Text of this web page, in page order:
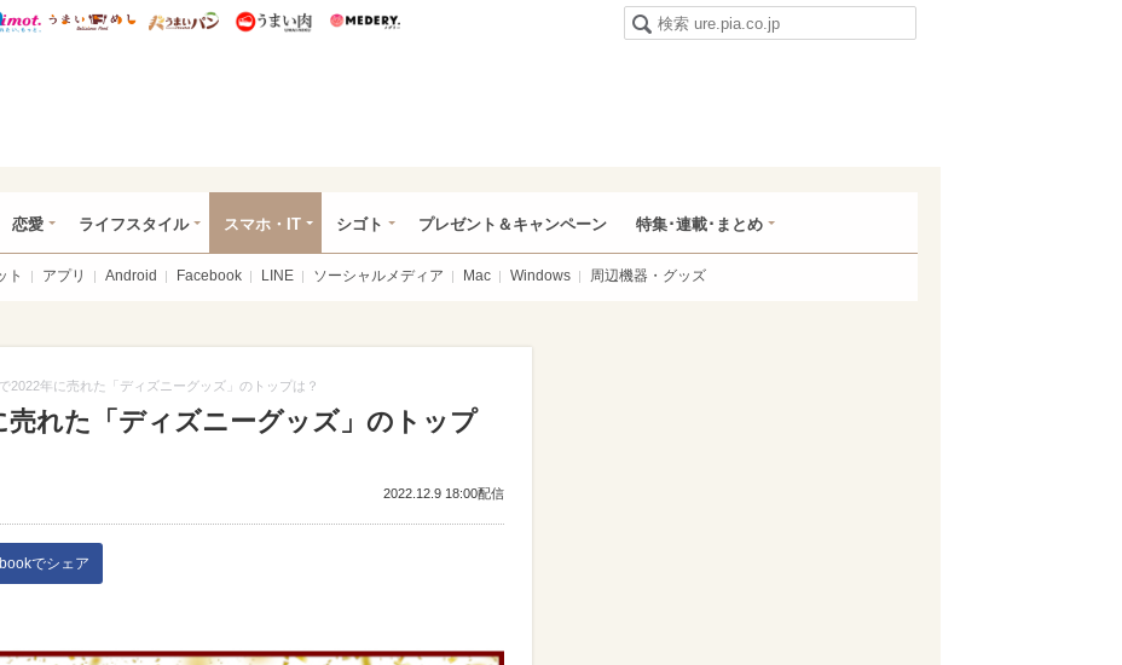
ぴあ総研 ディズニー特集
mimot. うまいめし うまいパン うまい肉
恋愛 ライフスタイル スマホ・IT シゴト プレゼント＆キャンペーン 特集･連載･まとめ
ト アプリ Android Facebook LINE ソーシャルメディア Mac Windows 周辺機器・グッズ
2022年に売れた「ディズニーグッズ」のトップは？
れた「ディズニーグッズ」のトップ
2022.12.9 18:00配信
でシェア